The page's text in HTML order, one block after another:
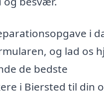
i
og lad os
de bedste
i Biersted til din